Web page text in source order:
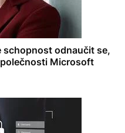
schopnost odnaučit se,
Microsoft